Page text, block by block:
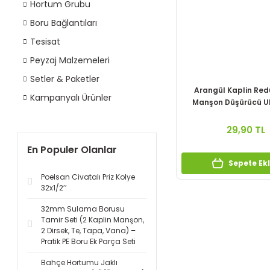
Hortum Grubu
Boru Bağlantıları
Tesisat
Peyzaj Malzemeleri
Setler & Paketler
Kampanyalı Ürünler
En Populer Olanlar
Poelsan Civatalı Priz Kolye
32x1/2’’
32mm Sulama Borusu
Tamir Seti (2 Kaplin Manşon,
2 Dirsek, Te, Tapa, Vana) –
Pratik PE Boru Ek Parça Seti
Bahçe Hortumu Jaklı
Arangül Kaplin
Manşon Düşürücü
29,90 TL
Sepete